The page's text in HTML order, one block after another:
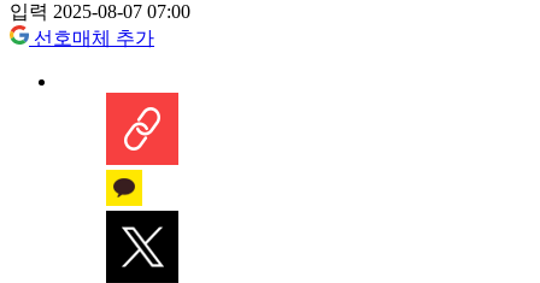
입력 2025-08-07 07:00
선호매체 추가